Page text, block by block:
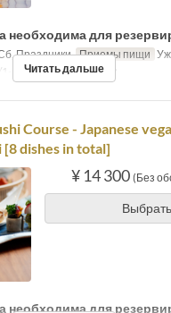
необходима для
Праздники Приемы пищи
8Pax, ChefsTable/2-5P
Читать дальше
Course - Japanese
[8 dishes in total]
¥ 14 300 (Без
Выбрать
необходима для